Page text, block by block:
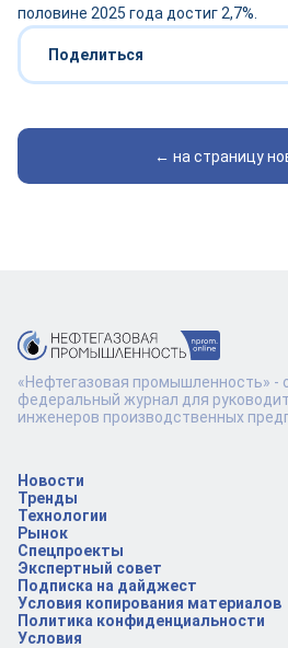
половине 2025 года достиг 2,7%.
Поделиться
← на страницу
Новости
Тренды
Технологии
Рынок
Спецпроекты
Экспертный совет
Подписка на дайджест
Условия копирования материалов
Политика конфиденциальности
Условия
«Нефтегазовая промышленность» -
федеральный журнал для
инженеров производственных